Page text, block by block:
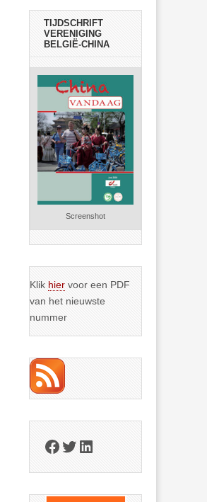
TIJDSCHRIFT
VERENIGING
BELGIË-CHINA
Screenshot
Klik hier voor een PDF
van het nieuwste
nummer
Facebook
Twitter
LinkedIn